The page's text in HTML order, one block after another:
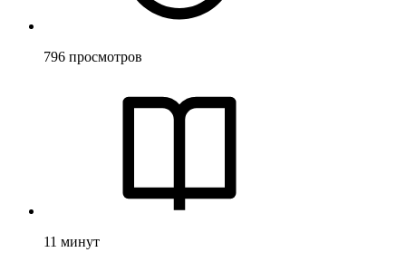
796 просмотров
11 минут